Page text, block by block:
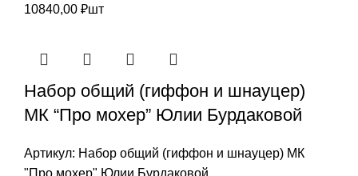
10840,00 ₽шт
Набор общий (гиффон и шнауцер)
МК “Про мохер” Юлии Бурдаковой
Артикул: Набор общий (гиффон и шнауцер) МК
"Про мохер" Юлии Бурдаковой